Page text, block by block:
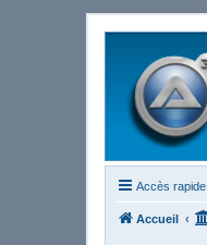
Accès rapide
Accueil